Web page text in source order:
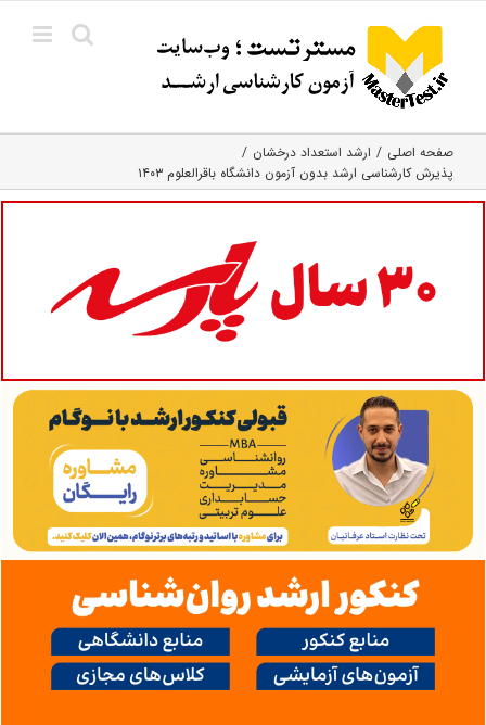
content
صفحه اصلی
ارشد استعداد درخشان
پذیرش کارشناسی ارشد بدون آزمون دانشگاه باقرالعلوم ۱۴۰۳